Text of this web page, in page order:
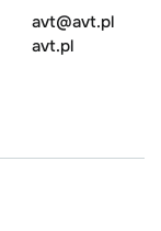
avt@avt.pl
avt.pl